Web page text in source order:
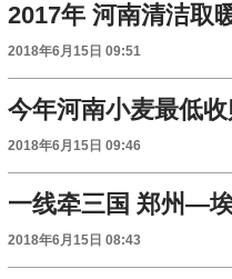
2017年 河南清洁取
2018年6月15日 09:51
今年河南小麦最低
2018年6月15日 09:46
一线牵三国 郑州—
2018年6月15日 08:43